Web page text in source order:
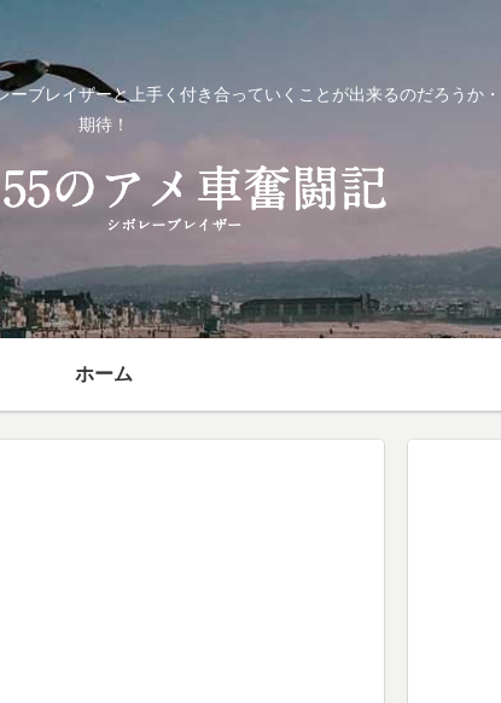
ブレイザーと上手く付き合っていくことが出来るのだろうか
期待！
ホーム